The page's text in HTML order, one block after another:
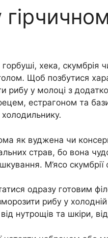
хека, скумбрія
Щоб позбутися
рибу у молоці з
естрагоном та
як вуджена чи
страв, бо вона
М’ясо
одразу готовим
рибу у холодній
нутрощів та шкіри,